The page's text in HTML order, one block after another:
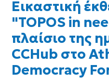
Εικαστική
"TOPOS in
πλαίσιο της
CCHub στο
Democracy